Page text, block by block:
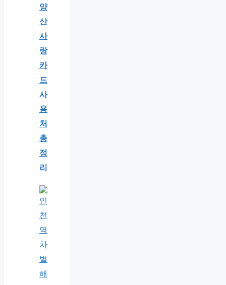
양
산
사
랑
카
드
사
용
처
총
정
리